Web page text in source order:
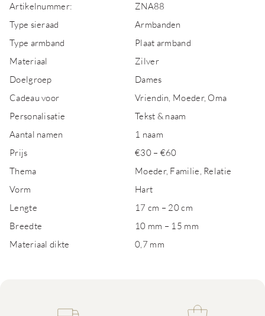
Artikelnummer:
ZNA88
Type sieraad
Armbanden
Type armband
Plaat armband
Materiaal
Zilver
Doelgroep
Dames
Cadeau voor
Vriendin, Moeder, Oma
Personalisatie
Tekst & naam
Aantal namen
1 naam
Prijs
€30 – €60
Thema
Moeder, Familie, Relatie
Vorm
Hart
Lengte
17 cm – 20 cm
Breedte
10 mm – 15 mm
Materiaal dikte
0,7 mm